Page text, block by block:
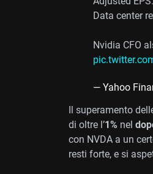
Data center
Nvidia CFO
— Yahoo
Il superamento
di oltre l’1% nel
con NVDA a un
resti forte, e si